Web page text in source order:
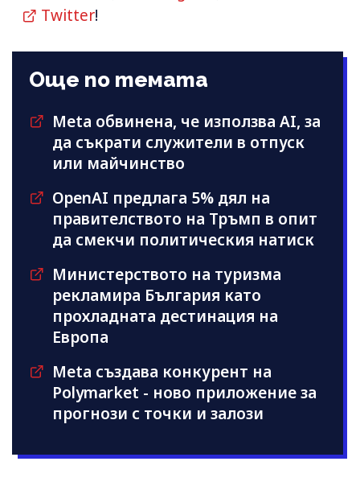
Twitter!
Още по темата
Meta обвинена, че използва AI, за
да съкрати служители в отпуск
или майчинство
OpenAI предлага 5% дял на
правителството на Тръмп в опит
да смекчи политическия натиск
Министерството на туризма
рекламира България като
прохладната дестинация на
Европа
Meta създава конкурент на
Polymarket - ново приложение за
прогнози с точки и залози